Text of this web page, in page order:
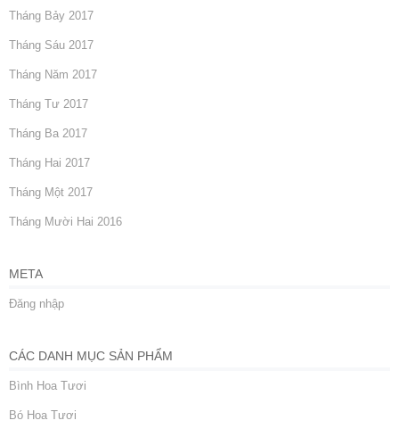
Tháng Bảy 2017
Tháng Sáu 2017
Tháng Năm 2017
Tháng Tư 2017
Tháng Ba 2017
Tháng Hai 2017
Tháng Một 2017
Tháng Mười Hai 2016
META
Đăng nhập
CÁC DANH MỤC SẢN PHẨM
Bình Hoa Tươi
Bó Hoa Tươi